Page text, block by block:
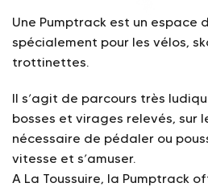
Une Pumptrack est un espace
spécialement pour les vélos,
trottinettes.
Il s’agit de parcours très
bosses et virages relevés, sur
nécessaire de pédaler ou
vitesse et s’amuser.
A La Toussuire, la Pumptrack